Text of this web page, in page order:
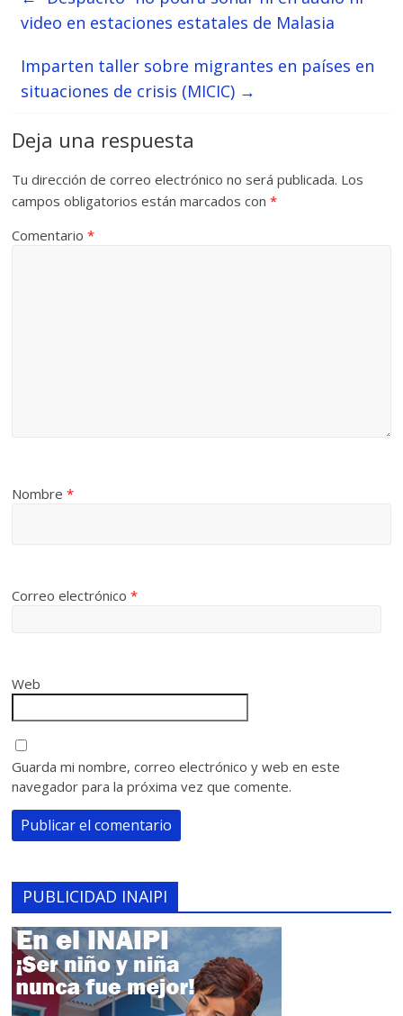
video en estaciones estatales de Malasia
Imparten taller sobre migrantes en países en
situaciones de crisis (MICIC) →
Deja una respuesta
Tu dirección de correo electrónico no será publicada. Los
campos obligatorios están marcados con*
Comentario*
Nombre*
Correo electrónico*
Web
Guarda mi nombre, correo electrónico y web en este
navegador para la próxima vez que comente.
PUBLICIDAD INAIPI